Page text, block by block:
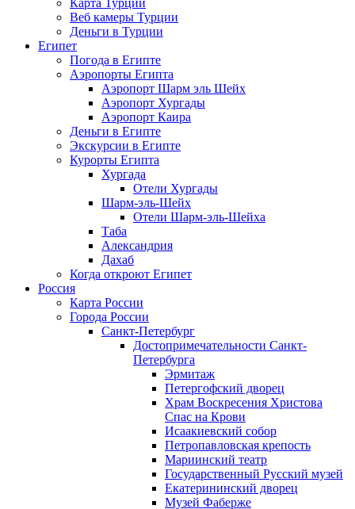
Карта Турции
Веб камеры Турции
Деньги в Турции
Египет
Погода в Египте
Аэропорты Египта
Аэропорт Шарм эль Шейх
Аэропорт Хургады
Аэропорт Каира
Деньги в Египте
Экскурсии в Египте
Курорты Египта
Хургада
Отели Хургады
Шарм-эль-Шейх
Отели Шарм-эль-Шейха
Таба
Александрия
Дахаб
Когда откроют Египет
Россия
Карта России
Города России
Санкт-Петербург
Достопримечательности Санкт-
Петербурга
Эрмитаж
Петергофский дворец
Храм Воскресения Христова
Спас на Крови
Исаакиевский собор
Петропавловская крепость
Мариинский театр
Государственный Русский музей
Екатерининский дворец
Музей Фаберже